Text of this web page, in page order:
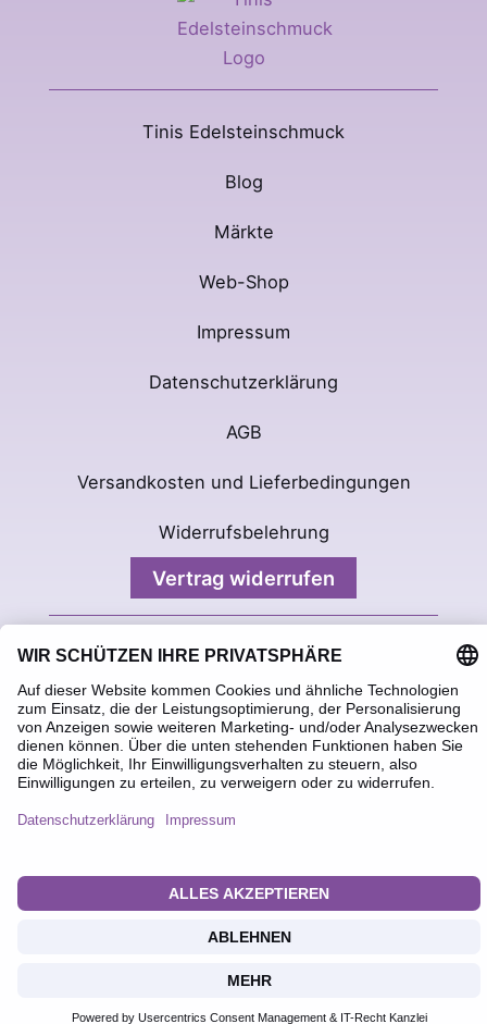
Tinis Edelsteinschmuck
Blog
Märkte
Web-Shop
Impressum
Datenschutzerklärung
AGB
Versandkosten und Lieferbedingungen
Widerrufsbelehrung
Vertrag widerrufen
Privatsphäre-Einstellungen ändern
Historie der Privatsphäre-Einstellungen
Einwilligungen widerrufen
Design & Umsetzung durchschönbuch atelier